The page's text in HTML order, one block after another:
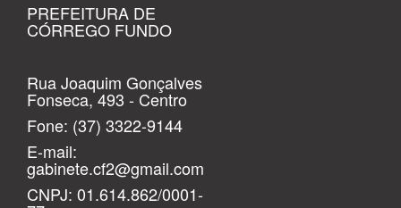
PREFEITURA DE
CÓRREGO FUNDO
Rua Joaquim Gonçalves
Fonseca, 493 - Centro
Fone: (37) 3322-9144
E-mail:
gabinete.cf2@gmail.com
CNPJ: 01.614.862/0001-